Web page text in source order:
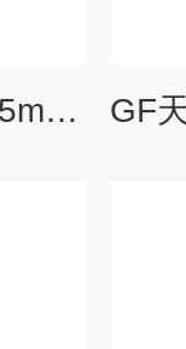
GF精密天平-0.1mg-0.5mg双精度自动转换分析天平价格